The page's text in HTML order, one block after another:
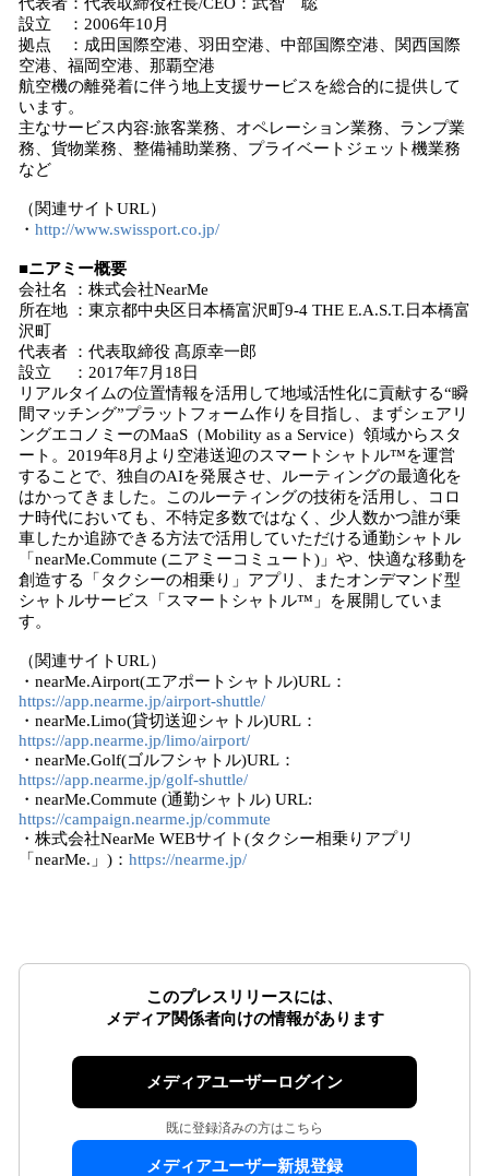
設立 ：2006年10月
拠点 ：成田国際空港、羽田空港、中部国際空港、関西国際
空港、福岡空港、那覇空港
航空機の離発着に伴う地上支援サービスを総合的に提供して
います。
主なサービス内容:旅客業務、オペレーション業務、ランプ業
務、貨物業務、整備補助業務、プライベートジェット機業務
など
（関連サイトURL）
・ http://www.swissport.co.jp/
■ニアミー概要
会社名 ：株式会社NearMe
所在地 ：東京都中央区日本橋富沢町9-4 THE E.A.S.T.日本橋富
沢町
代表者 ：代表取締役 髙原幸一郎
設立 ：2017年7月18日
リアルタイムの位置情報を活用して地域活性化に貢献する“瞬
間マッチング”プラットフォーム作りを目指し、まずシェアリ
ングエコノミーのMaaS（Mobility as a Service）領域からスタ
ート。2019年8月より空港送迎のスマートシャトル™を運営
することで、独自のAIを発展させ、ルーティングの最適化を
はかってきました。このルーティングの技術を活用し、コロ
ナ時代においても、不特定多数ではなく、少人数かつ誰が乗
車したか追跡できる方法で活用していただける通勤シャトル
「nearMe.Commute (ニアミーコミュート)」や、快適な移動を
創造する「タクシーの相乗り」アプリ、またオンデマンド型
シャトルサービス「スマートシャトル™」を展開していま
す。
（関連サイトURL）
・nearMe.Airport(エアポートシャトル)URL：
https://app.nearme.jp/airport-shuttle/
・nearMe.Limo(貸切送迎シャトル)URL：
https://app.nearme.jp/limo/airport/
・nearMe.Golf(ゴルフシャトル)URL：
https://app.nearme.jp/golf-shuttle/
・nearMe.Commute (通勤シャトル) URL:
https://campaign.nearme.jp/commute
・株式会社NearMe WEBサイト(タクシー相乗りアプリ
「nearMe.」)： https://nearme.jp/
このプレスリリースには、
メディア関係者向けの情報があります
メディアユーザーログイン
既に登録済みの方はこちら
メディアユーザー新規登録